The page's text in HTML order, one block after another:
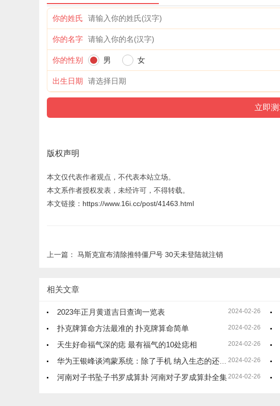
你的姓氏
你的名字
你的性别 男 女
出生日期
版权声明
本文仅代表作者观点，不代表本站立场。
本文系作者授权发表，未经许可，不得转载。
本文链接： https://www.16i.cc/post/41463.html
上一篇： 马斯克宣布清除推特僵尸号 30天未登陆就注销
相关文章
2024-02-26
2023年正月黄道吉日查询一览表
2024-02-26
扑克牌算命方法最准的 扑克牌算命简单
2024-02-26
天生好命福气深的痣 最有福气的10处痣相
2024-02-26
华为王银峰谈鸿蒙系统：除了手机 纳入生态的还有这些
2024-02-26
河南对子书坠子书罗成算卦 河南对子罗成算卦全集